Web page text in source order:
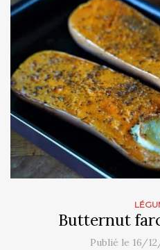
Butternut
Publié le 16/